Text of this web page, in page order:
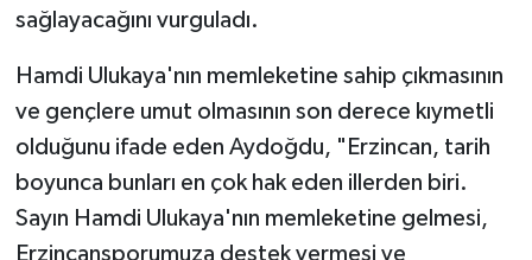
sağlayacağını vurguladı.
Hamdi Ulukaya'nın memleketine sahip çıkmasının
ve gençlere umut olmasının son derece kıymetli
olduğunu ifade eden Aydoğdu, "Erzincan, tarih
boyunca bunları en çok hak eden illerden biri.
Sayın Hamdi Ulukaya'nın memleketine gelmesi,
Erzincansporumuza destek vermesi ve